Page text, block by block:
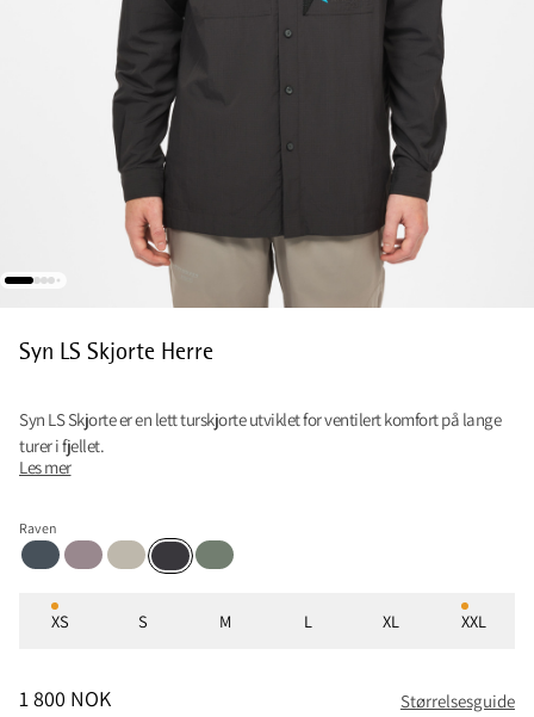
Syn LS Skjorte Herre
Syn LS Skjorte er en lett turskjorte utviklet for ventilert komfort på lange
turer i fjellet.
Les mer
Raven
Thistle BluePurple Dove
Silver Creme
RavenGreen Lake
Størrelser
XS S M L XL XXL
PRIS: 1 800 NOK, REDUSERT FRA 1 800 NOK
1 800 NOK Størrelsesguide